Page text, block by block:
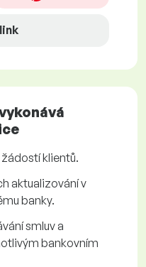
klientů.
aktualizování v
banky.
smluv a
bankovním